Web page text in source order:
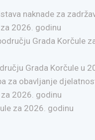
naknade za
2026. godinu
Grada Korčule
Grada Korčule u
za obavljanje
2026. godinu
za 2026. godinu